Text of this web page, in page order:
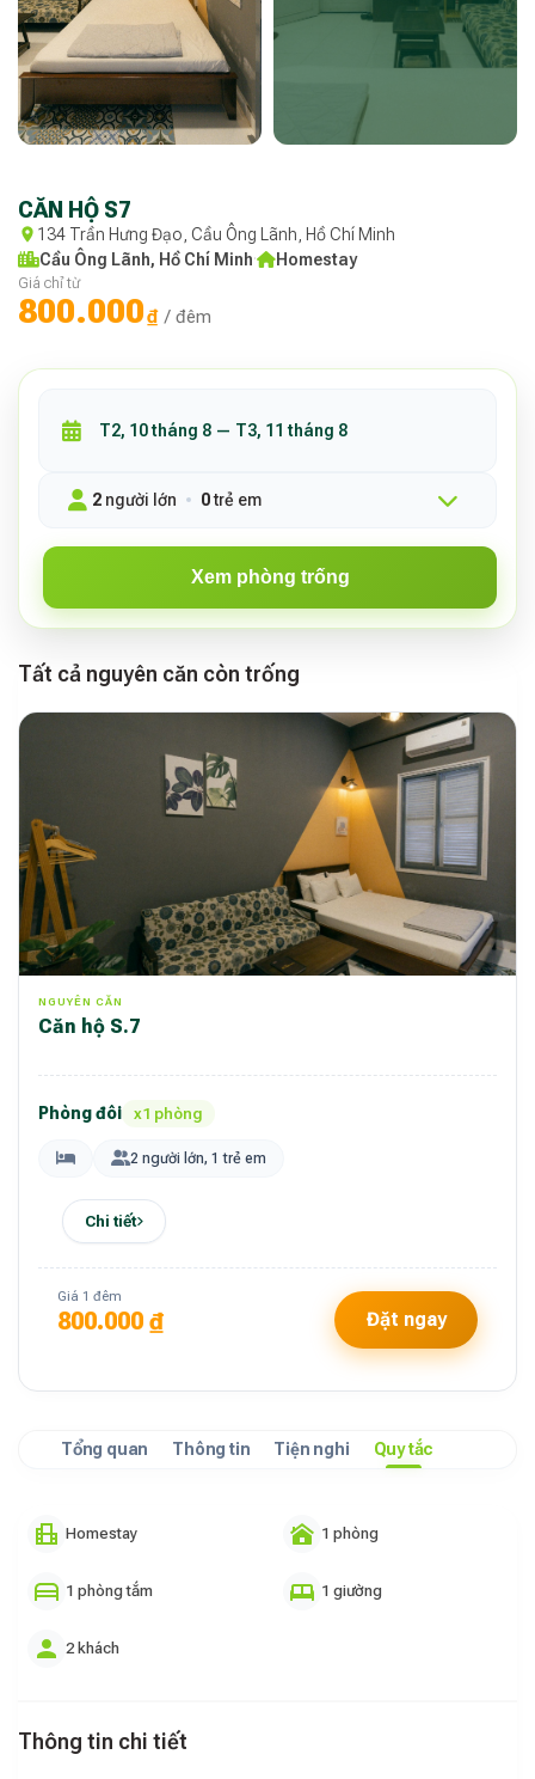
CĂN HỘ S7
134 Trần Hưng Đạo, Cầu Ông Lãnh, Hồ Chí Minh
Cầu Ông Lãnh, Hồ Chí Minh· Homestay
Giá chỉ từ
800.000₫ / đêm
2 người lớn 0trẻ em
Xem phòng trống
Tất cả nguyên căn còn trống
NGUYÊN CĂN
Căn hộ S.7
Phòng đôi x1 phòng
2 người lớn, 1 trẻ em
Chi tiết
Giá 1 đêm
800.000 ₫ Đặt ngay
Tổng quan Thông tin Tiện nghi Quy tắc
Homestay 1 phòng
1 phòng tắm 1 giường
2 khách
Thông tin chi tiết